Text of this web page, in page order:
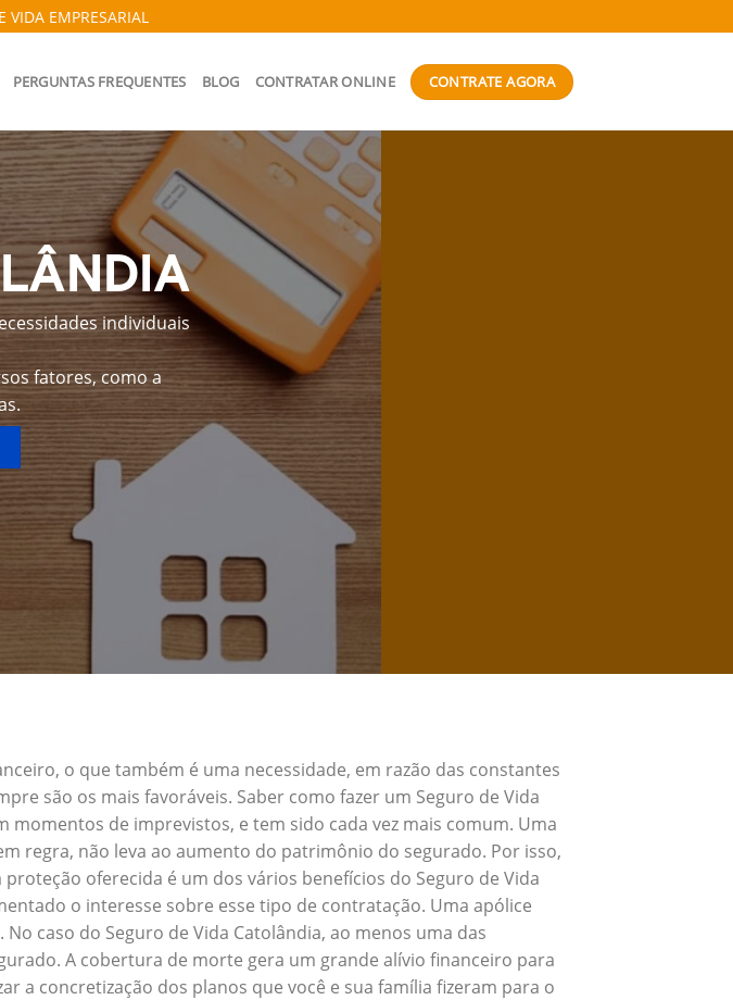
VIDA EMPRESARIAL
PERGUNTAS FREQUENTES BLOG CONTRATAR ONLINE CONTRATE AGORA
individuais
fatores, como a
o que também é uma necessidade, em razão das constantes
são os mais favoráveis. Saber como fazer um Seguro de Vida
de imprevistos, e tem sido cada vez mais comum. Uma
regra, não leva ao aumento do patrimônio do segurado. Por isso,
oferecida é um dos vários benefícios do Seguro de Vida
o interesse sobre esse tipo de contratação. Uma apólice
caso do Seguro de Vida Catolândia, ao menos uma das
A cobertura de morte gera um grande alívio financeiro para
a concretização dos planos que você e sua família fizeram para o